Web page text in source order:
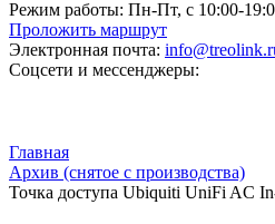
Режим работы: Пн-Пт, с 10:00-
Проложить маршрут
Электронная почта:
Соцсети и мессенджеры:
Главная
Архив (снятое с производства)
Точка доступа Ubiquiti UniFi AC